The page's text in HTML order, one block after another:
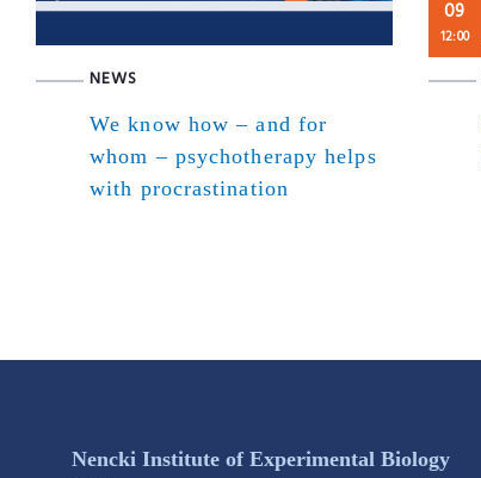
NEWS
We know how – and for
whom – psychotherapy helps
with procrastination
09
12:00
Nencki Institute of Experimental Biology